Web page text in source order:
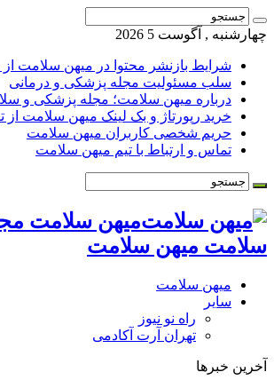
چهارشنبه , آگوست 5 2026
شرایط بازنشر محتوا در میهن سلامت از
سلب مسئولیت مجله پزشکی و درمانی
درباره میهن سلامت؛ مجله پزشکی و
خرید رپورتاژ و بک لینک میهن سلامت از
حریم شخصی کاربران میهن سلامت
تماس و ارتباط با تیم میهن سلامت
میهن سلامت
سلامت میهن سلامت
میهن سلامت
سایر
راه نو نیوز
تهران آرت آکادمی
آخرین خبرها